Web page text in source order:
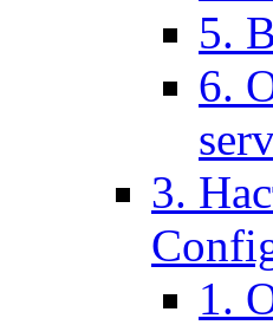
5.
6.
3.
1.